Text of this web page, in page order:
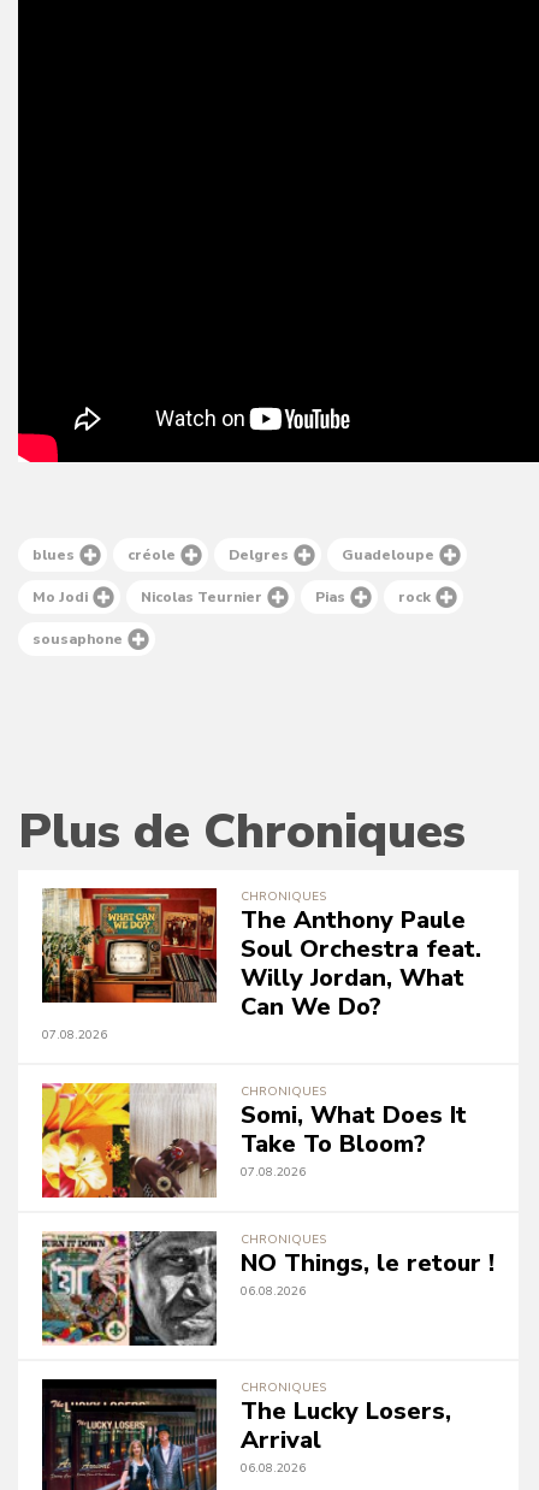
blues créole Delgres Guadeloupe
Mo Jodi Nicolas Teurnier Pias rock
sousaphone
Plus de Chroniques
CHRONIQUES
The Anthony Paule
Soul Orchestra feat.
Willy Jordan, What
Can We Do?
07.08.2026
CHRONIQUES
Somi, What Does It
Take To Bloom?
07.08.2026
CHRONIQUES
NO Things, le retour !
06.08.2026
CHRONIQUES
The Lucky Losers,
Arrival
06.08.2026